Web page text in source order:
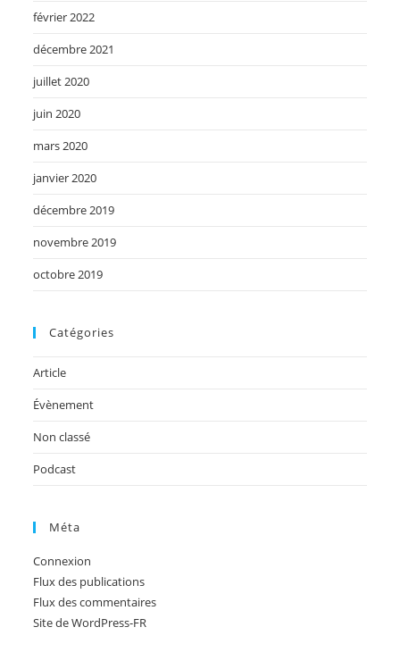
février 2022
décembre 2021
juillet 2020
juin 2020
mars 2020
janvier 2020
décembre 2019
novembre 2019
octobre 2019
Catégories
Article
Évènement
Non classé
Podcast
Méta
Connexion
Flux des publications
Flux des commentaires
Site de WordPress-FR